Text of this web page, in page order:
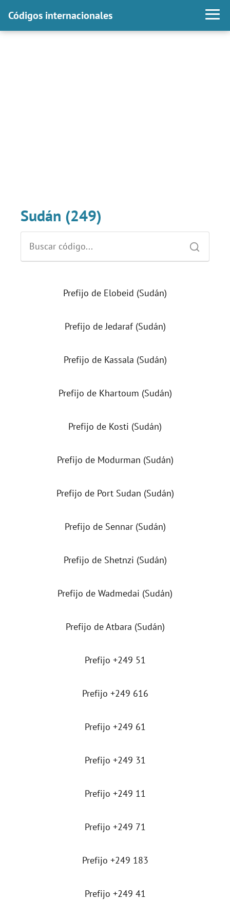
Códigos internacionales
Sudán (249)
Prefijo de Elobeid (Sudán)
Prefijo de Jedaraf (Sudán)
Prefijo de Kassala (Sudán)
Prefijo de Khartoum (Sudán)
Prefijo de Kosti (Sudán)
Prefijo de Modurman (Sudán)
Prefijo de Port Sudan (Sudán)
Prefijo de Sennar (Sudán)
Prefijo de Shetnzi (Sudán)
Prefijo de Wadmedai (Sudán)
Prefijo de Atbara (Sudán)
Prefijo +249 51
Prefijo +249 616
Prefijo +249 61
Prefijo +249 31
Prefijo +249 11
Prefijo +249 71
Prefijo +249 183
Prefijo +249 41